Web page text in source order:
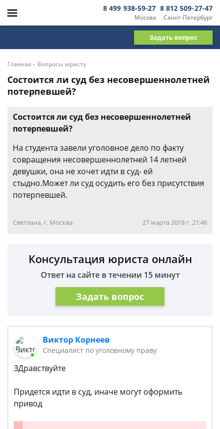
Москва
8 499 938-59-27
Санкт-Петербург
8 812 509-27-47
Задать вопрос
Главная - Вопросы юристу
Состоится ли суд без несовершеннолетней
потерпевшей?
Состоится ли суд без несовершеннолетней
потерпевшей?
На студента завели уголовное дело по факту
совращения несовершеннолетней 14 летней
девушки, она не хочет идти в суд- ей
стыдно.Может ли суд осудить его без присутствия
потерпевшей.
Светлана, г. Москва 27 марта 2018 г. 21:46
Консультация юриста онлайн
Ответ на сайте в течении 15 минут
Задать вопрос
Виктор Корнеев
Cпециалист по уголовному праву
ЗДравствуйте
Придется идти в суд, иначе могут оформить
привод